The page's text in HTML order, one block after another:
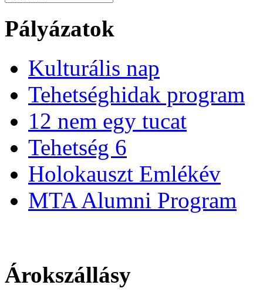
Pályázatok
Kulturális nap
Tehetséghidak program
12 nem egy tucat
Tehetség 6
Holokauszt Emlékév
MTA Alumni Program
Árokszállásy